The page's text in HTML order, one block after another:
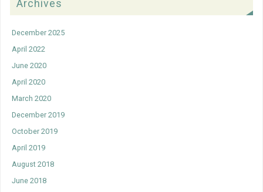
Archives
December 2025
April 2022
June 2020
April 2020
March 2020
December 2019
October 2019
April 2019
August 2018
June 2018